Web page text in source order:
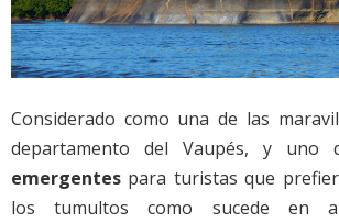
Considerado como una de las
departamento del Vaupés, y uno
emergentes para turistas que
los tumultos como sucede en